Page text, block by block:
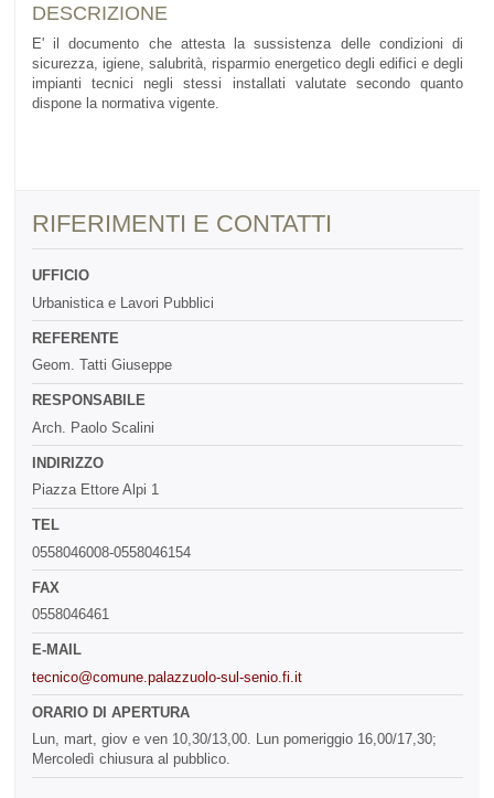
DESCRIZIONE
E' il documento che attesta la sussistenza delle condizioni di
sicurezza, igiene, salubrità, risparmio energetico degli edifici e degli
impianti tecnici negli stessi installati valutate secondo quanto
dispone la normativa vigente.
RIFERIMENTI E CONTATTI
UFFICIO
Urbanistica e Lavori Pubblici
REFERENTE
Geom. Tatti Giuseppe
RESPONSABILE
Arch. Paolo Scalini
INDIRIZZO
Piazza Ettore Alpi 1
TEL
0558046008-0558046154
FAX
0558046461
E-MAIL
tecnico@comune.palazzuolo-sul-senio.fi.it
ORARIO DI APERTURA
Lun, mart, giov e ven 10,30/13,00. Lun pomeriggio 16,00/17,30;
Mercoledì chiusura al pubblico.